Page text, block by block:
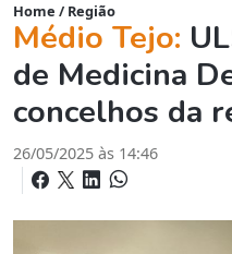
Home / Região
Médio Tejo:
de Medicina
concelhos da
26/05/2025 às 14:46